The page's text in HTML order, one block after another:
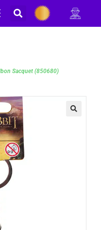
Sacquet (850680)